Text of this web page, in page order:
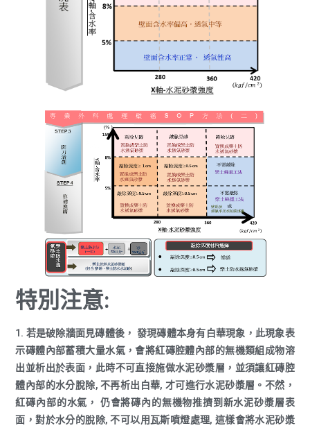
特別注意:
1. 若是破除牆面見磚體後， 發現磚體本身有白華現象，此現象表
示磚體內部蓄積大量水氣，會將紅磚腔體內部的無機類組成物溶
出並析出於表面，此時不可直接施做水泥砂漿層，並須讓紅磚腔
體內部的水分脫除, 不再析出白華, 才可進行水泥砂漿層。不然，
紅磚內部的水氣， 仍會將磚內的無機物推擠到新水泥砂漿層表
面，對於水分的脫除, 不可以用瓦斯噴燈處理, 這樣會將水泥砂漿